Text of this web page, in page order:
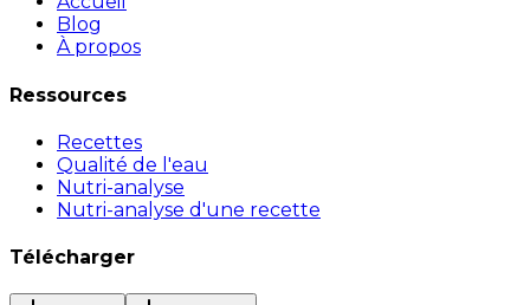
Blog
À propos
Ressources
Recettes
Qualité de l'eau
Nutri-analyse
Nutri-analyse d'une recette
Télécharger